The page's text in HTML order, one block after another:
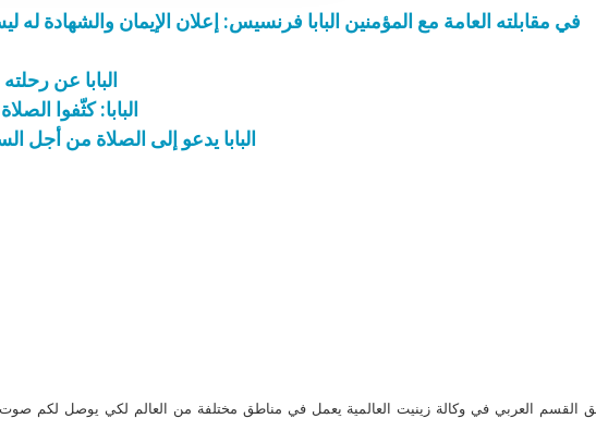
في مقابلته العامة مع المؤمنين البابا فرنسيس: إعلان الإيمان والشهادة
البابا عن
البابا: كثّفوا
البابا يدعو إلى الصلاة من أجل
القسم العربي في وكالة زينيت العالمية يعمل في مناطق مختلفة من العالم لكي يوصل لكم